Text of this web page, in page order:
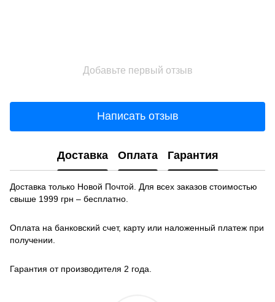
Добавьте первый отзыв
Написать отзыв
Доставка Оплата Гарантия
Доставка только Новой Почтой. Для всех заказов стоимостью
свыше 1999 грн – бесплатно.
Оплата на банковский счет, карту или наложенный платеж при
получении.
Гарантия от производителя 2 года.